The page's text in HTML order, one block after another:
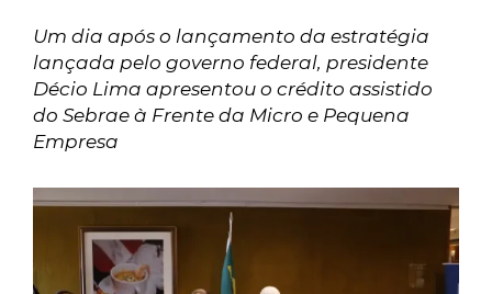
Um dia após o lançamento da estratégia
lançada pelo governo federal, presidente
Décio Lima apresentou o crédito assistido
do Sebrae à Frente da Micro e Pequena
Empresa